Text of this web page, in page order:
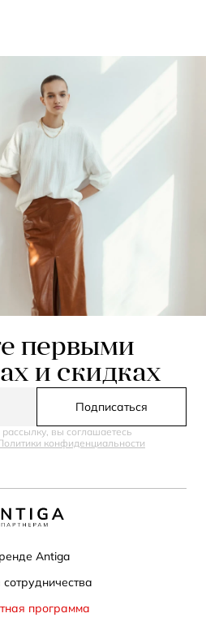
первыми
и скидках
Подписаться
вы соглашаетесь
конфиденциальности
Antiga
сотрудничества
программа